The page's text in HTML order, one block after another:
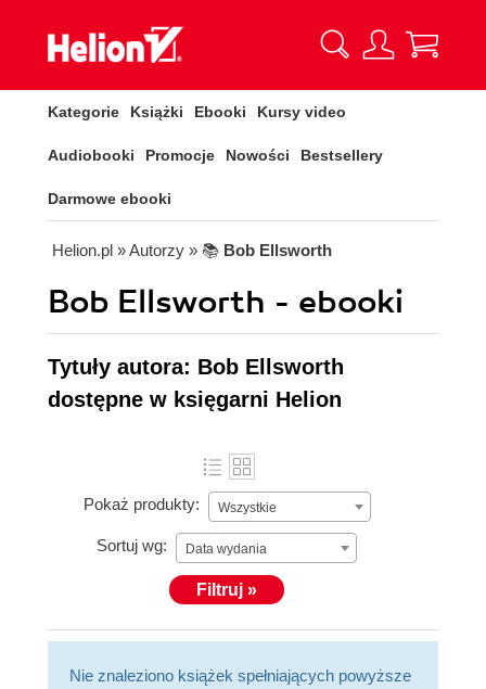
Kategorie Książki Ebooki Kursy video
Audiobooki Promocje Nowości Bestsellery
Darmowe ebooki
Helion.pl » Autorzy » 📚 Bob Ellsworth
Bob Ellsworth - ebooki
Tytuły autora: Bob Ellsworth
dostępne w księgarni Helion
Pokaż produkty: Wszystkie
Sortuj wg: Data wydania
Filtruj »
Nie znaleziono książek spełniających powyższe